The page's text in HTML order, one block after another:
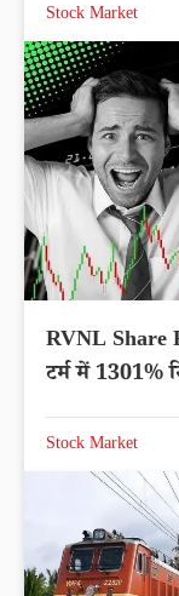
Stock Market
RVNL Share
टर्म में 1301%
Stock Market